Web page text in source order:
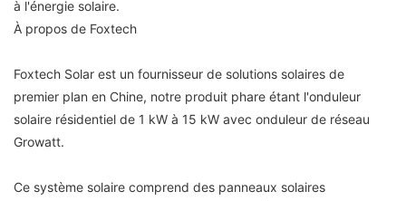
à l'énergie solaire.
À propos de Foxtech
Foxtech Solar est un fournisseur de solutions solaires de
premier plan en Chine, notre produit phare étant l'onduleur
solaire résidentiel de 1 kW à 15 kW avec onduleur de réseau
Growatt.
Ce système solaire comprend des panneaux solaires